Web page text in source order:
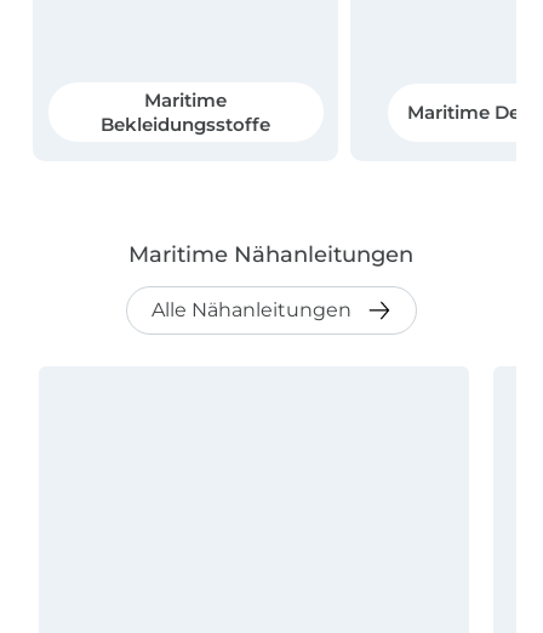
Maritime
Bekleidungsstoffe
Maritime
Maritime Nähanleitungen
Alle Nähanleitungen